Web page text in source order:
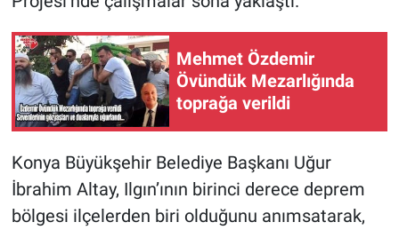
Mehmet Özdemir
Övündük Mezarlığında
toprağa verildi
Konya Büyükşehir Belediye Başkanı Uğur
İbrahim Altay, Ilgın’ının birinci derece deprem
bölgesi ilçelerden biri olduğunu anımsatarak,